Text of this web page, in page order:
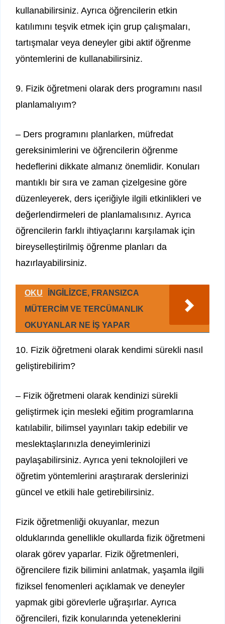
kullanabilirsiniz. Ayrıca öğrencilerin etkin
katılımını teşvik etmek için grup çalışmaları,
tartışmalar veya deneyler gibi aktif öğrenme
yöntemlerini de kullanabilirsiniz.
9. Fizik öğretmeni olarak ders programını nasıl
planlamalıyım?
– Ders programını planlarken, müfredat
gereksinimlerini ve öğrencilerin öğrenme
hedeflerini dikkate almanız önemlidir. Konuları
mantıklı bir sıra ve zaman çizelgesine göre
düzenleyerek, ders içeriğiyle ilgili etkinlikleri ve
değerlendirmeleri de planlamalısınız. Ayrıca
öğrencilerin farklı ihtiyaçlarını karşılamak için
bireyselleştirilmiş öğrenme planları da
hazırlayabilirsiniz.
OKU
İNGİLİZCE, FRANSIZCA
MÜTERCİM VE TERCÜMANLIK
OKUYANLAR NE İŞ YAPAR
10. Fizik öğretmeni olarak kendimi sürekli nasıl
geliştirebilirim?
– Fizik öğretmeni olarak kendinizi sürekli
geliştirmek için mesleki eğitim programlarına
katılabilir, bilimsel yayınları takip edebilir ve
meslektaşlarınızla deneyimlerinizi
paylaşabilirsiniz. Ayrıca yeni teknolojileri ve
öğretim yöntemlerini araştırarak derslerinizi
güncel ve etkili hale getirebilirsiniz.
Fizik öğretmenliği okuyanlar, mezun
olduklarında genellikle okullarda fizik öğretmeni
olarak görev yaparlar. Fizik öğretmenleri,
öğrencilere fizik bilimini anlatmak, yaşamla ilgili
fiziksel fenomenleri açıklamak ve deneyler
yapmak gibi görevlerle uğraşırlar. Ayrıca
öğrencileri, fizik konularında yeteneklerini